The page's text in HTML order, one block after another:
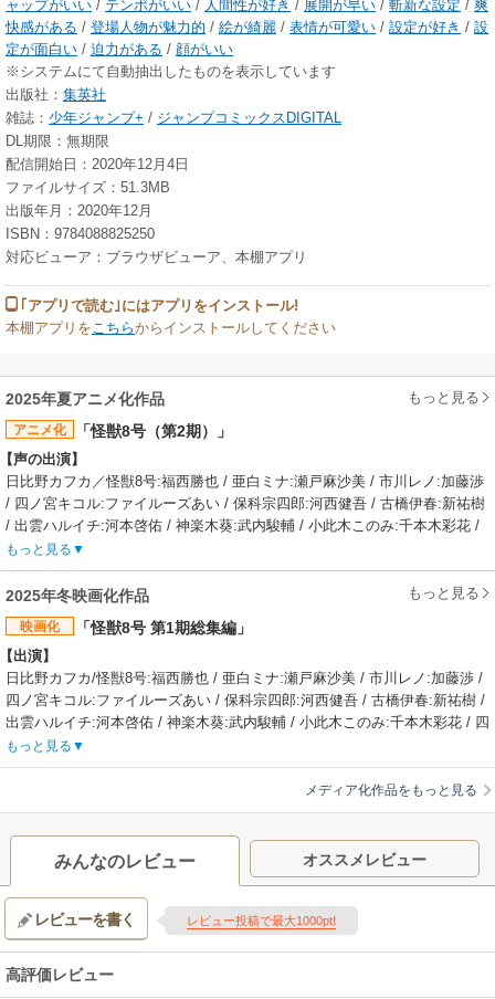
ャップがいい / テンポがいい / 人間性が好き / 展開が早い / 斬新な設定 / 爽
快感がある / 登場人物が魅力的 / 絵が綺麗 / 表情が可愛い / 設定が好き / 設
定が面白い / 迫力がある / 顔がいい
※システムにて自動抽出したものを表示しています
出版社： 集英社
雑誌： 少年ジャンプ+ / ジャンプコミックスDIGITAL
DL期限：無期限
配信開始日：2020年12月4日
ファイルサイズ：51.3MB
出版年月：2020年12月
ISBN：9784088825250
対応ビューア：ブラウザビューア、本棚アプリ
｢アプリで読む｣にはアプリをインストール!
本棚アプリを こちらからインストールしてください
2025年夏アニメ化作品 もっと見る
アニメ化 「怪獣8号（第2期）」
声の出演】
日比野カフカ／怪獣8号:福西勝也 / 亜白ミナ:瀬戸麻沙美 / 市川レノ:加藤渉
/ 四ノ宮キコル:ファイルーズあい / 保科宗四郎:河西健吾 / 古橋伊春:新祐樹
/ 出雲ハルイチ:河本啓佑 / 神楽木葵:武内駿輔 / 小此木このみ:千本木彩花 /
四ノ宮功:玄田哲章 / 鳴海弦:内山昂輝 / 怪獣10号:三宅健太 / 怪獣9号:吉野裕
行
制作会社】
Production I.G
スタッフ情報】
原作:松本直也（集英社「少年ジャンプ＋」刊）
監督:宮繁之
シリーズ構成・脚本:木戸雄一郎 / キャラクターデザイン・総作画監督:西尾
鉄也 / 怪獣デザイン:前田真宏 / 美術監督:木村真二 / 色彩設計:広瀬いづみ /
3D監督:新垣隼 / 撮影監督:荒井栄児 / 編集:肥田文 / 音響監督:郷文裕貴 / 音
楽:坂東祐大 / 怪獣デザイン＆ワークス:スタジオカラー
OP:AURORA「You Can't Run From Yourself」 /
ED:OneRepublic「Beautiful Colors」
関連リンク】
もっと見る
2025年冬映画化作品 もっと見る
映画化 「怪獣8号 第1期総集編」
出演】
日比野カフカ/怪獣8号:福西勝也 / 亜白ミナ:瀬戸麻沙美 / 市川レノ:加藤渉 /
四ノ宮キコル:ファイルーズあい / 保科宗四郎:河西健吾 / 古橋伊春:新祐樹 /
出雲ハルイチ:河本啓佑 / 神楽木葵:武内駿輔 / 小此木このみ:千本木彩花 / 四
ノ宮功:玄田哲章 / 怪獣10号:三宅健太 / 怪獣９号:吉野裕行
あらすじ】
怪獣大国日本。清掃業で働く日比野カフカは、日本防衛隊のホープである
幼馴染・亜白ミナとの再会をきっかけに諦めていた防衛隊を再び志すが、
その矢先に強大な力を持つ「怪獣８号」に変身してしまう。後輩・市川レ
ノの協力を得て正体を隠しながら、防衛隊員選抜試験、初の実戦と、かつ
ての夢へ着実に歩みを進めるカフカ。しかし日常を揺るがすように、高い
知能を持つ謎の怪獣によって防衛隊基地の襲撃事件が発生！絶望的な状況
を前にカフカはある重大な決断を迫られる…。
制作会社】
Production I.G
スタッフ情報】
もっと見る
メディア化作品をもっと見る
みんなのレビュー オススメレビュー
レビューを書く レビュー投稿で最大1000pt!
高評価レビュー